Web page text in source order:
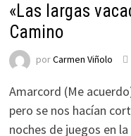
«Las largas
Camino
porCarmen Viñolo
Amarcord (Me
pero se nos hacían
noches de juegos en